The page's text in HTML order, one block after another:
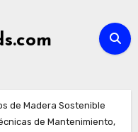
de Madera Sostenible
de Mantenimiento,